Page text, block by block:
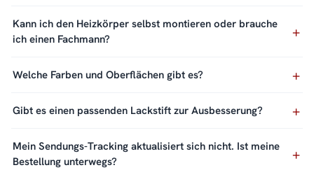
Kann ich den Heizkörper selbst montieren oder brauche
ich einen Fachmann?
Welche Farben und Oberflächen gibt es?
Gibt es einen passenden Lackstift zur Ausbesserung?
Mein Sendungs-Tracking aktualisiert sich nicht. Ist meine
Bestellung unterwegs?